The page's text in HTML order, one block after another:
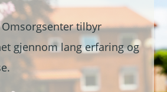
tilbyr
gjennom lang erfaring og